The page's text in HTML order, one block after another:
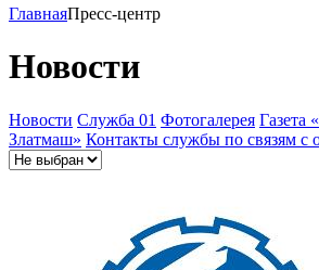
ГлавнаяПресс-центр
Новости
Новости Служба 01 Фотогалерея Газета
Златмаш» Контакты службы по связям с